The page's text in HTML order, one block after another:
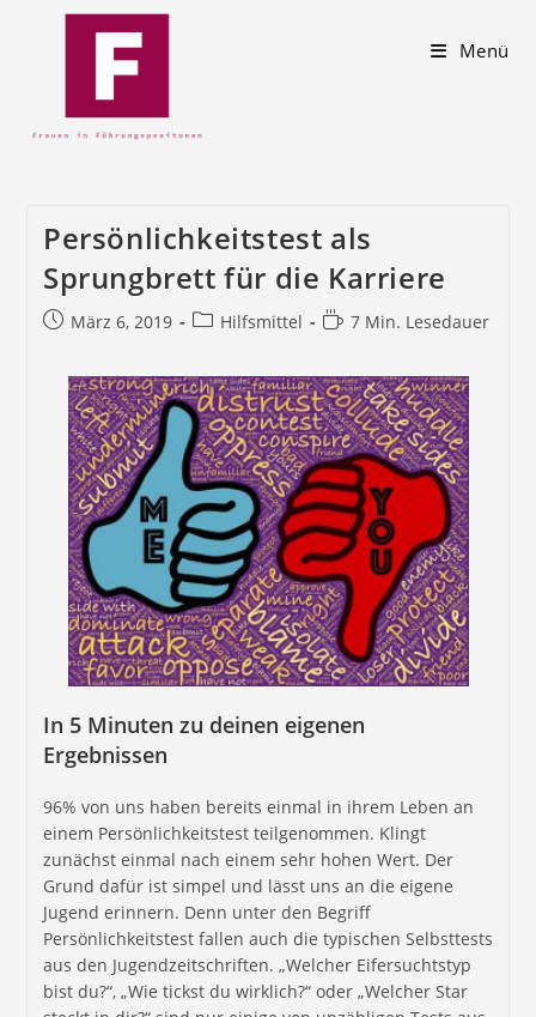
Menü
Persönlichkeitstest als
Sprungbrett für die Karriere
März 6, 2019 Hilfsmittel 7 Min. Lesedauer
In 5 Minuten zu deinen eigenen
Ergebnissen
96% von uns haben bereits einmal in ihrem Leben an
einem Persönlichkeitstest teilgenommen. Klingt
zunächst einmal nach einem sehr hohen Wert. Der
Grund dafür ist simpel und lässt uns an die eigene
Jugend erinnern. Denn unter den Begriff
Persönlichkeitstest fallen auch die typischen Selbsttests
aus den Jugendzeitschriften. „Welcher Eifersuchtstyp
bist du?“, „Wie tickst du wirklich?“ oder „Welcher Star